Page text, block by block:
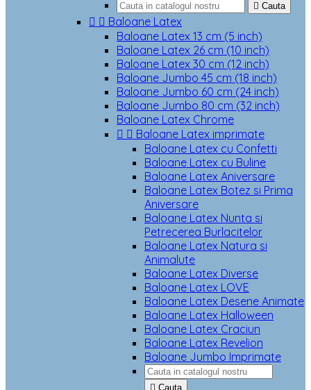
 Cauta
  Baloane Latex
Baloane Latex 13 cm (5 inch)
Baloane Latex 26 cm (10 inch)
Baloane Latex 30 cm (12 inch)
Baloane Jumbo 45 cm (18 inch)
Baloane Jumbo 60 cm (24 inch)
Baloane Jumbo 80 cm (32 inch)
Baloane Latex Chrome
  Baloane Latex imprimate
Baloane Latex cu Confetti
Baloane Latex cu Buline
Baloane Latex Aniversare
Baloane Latex Botez si Prima
Aniversare
Baloane Latex Nunta si
Petrecerea Burlacitelor
Baloane Latex Natura si
Animalute
Baloane Latex Diverse
Baloane Latex LOVE
Baloane Latex Desene Animate
Baloane Latex Halloween
Baloane Latex Craciun
Baloane Latex Revelion
Baloane Jumbo Imprimate
 Cauta